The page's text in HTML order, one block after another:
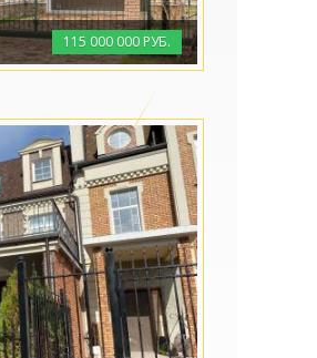
115 000 000 РУБ.